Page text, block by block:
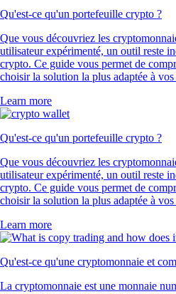
Qu'est-ce qu'un portefeuille crypto ?
Que vous découvriez les
utilisateur expérimenté, un outil reste
crypto. Ce guide vous permet de
choisir la solution la plus adaptée à vos
Learn more
Qu'est-ce qu'un portefeuille crypto ?
Que vous découvriez les
utilisateur expérimenté, un outil reste
crypto. Ce guide vous permet de
choisir la solution la plus adaptée à vos
Learn more
Qu'est-ce qu'une cryptomonnaie et
La cryptomonnaie est une monnaie